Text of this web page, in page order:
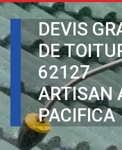
DEVIS
DE
62127
ARTISAN
PACIFICA